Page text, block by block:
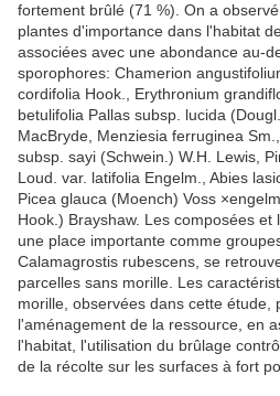
fortement brûlé (71 %). On a
plantes d'importance dans l'habitat
associées avec une abondance au-
sporophores: Chamerion
cordifolia Hook., Erythronium
betulifolia Pallas subsp. lucida
MacBryde, Menziesia ferruginea
subsp. sayi (Schwein.) W.H. Lewis,
Loud. var. latifolia Engelm., Abies
Picea glauca (Moench) Voss
Hook.) Brayshaw. Les composées et
une place importante comme
Calamagrostis rubescens, se
parcelles sans morille. Les
morille, observées dans cette étude,
l'aménagement de la ressource, en
l'habitat, l'utilisation du brûlage
de la récolte sur les surfaces à fort